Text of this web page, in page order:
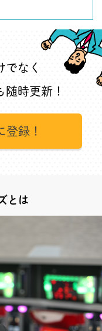
なく
随時更新！
登録！
とは